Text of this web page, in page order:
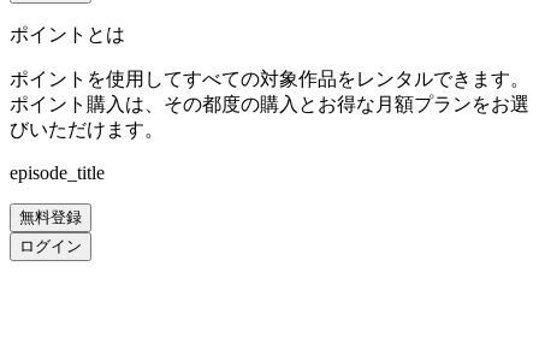
ポイントとは
ポイントを使用してすべての対象作品をレンタルできます。
ポイント購入は、その都度の購入とお得な月額プランをお選
びいただけます。
episode_title
無料登録
ログイン